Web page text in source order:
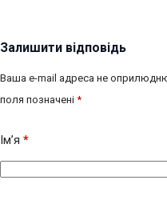
Залишити відповідь
Ваша e-mail адреса не
поля позначені *
Ім’я *